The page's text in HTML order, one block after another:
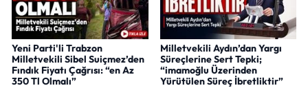
Yeni Parti'li Trabzon
Milletvekili Sibel Suiçmez’den
Fındık Fiyatı Çağrısı: “en Az
350 Tl Olmalı”
Milletvekili Aydın’dan Yargı
Süreçlerine Sert Tepki;
“imamoğlu Üzerinden
Yürütülen Süreç İbretliktir”